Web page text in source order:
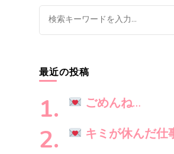
な
に
お
探
し
で
す
か
最近の投稿
ごめんね…
キミが休んだ仕